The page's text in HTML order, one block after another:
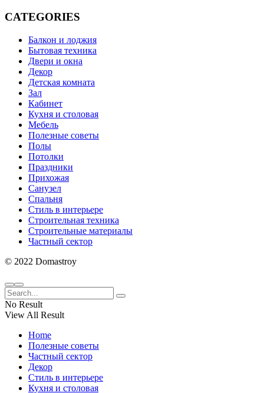
CATEGORIES
Балкон и лоджия
Бытовая техника
Двери и окна
Декор
Детская комната
Зал
Кабинет
Кухня и столовая
Мебель
Полезные советы
Полы
Потолки
Праздники
Прихожая
Санузел
Спальня
Стиль в интерьере
Строительная техника
Строительные материалы
Частный сектор
© 2022 Domastroy
No Result
View All Result
Home
Полезные советы
Частный сектор
Декор
Стиль в интерьере
Кухня и столовая